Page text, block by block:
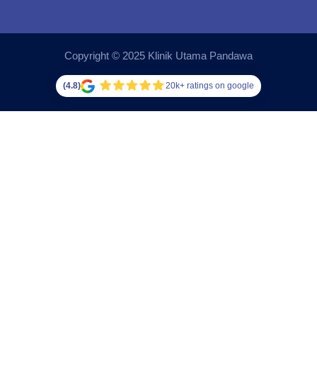
Copyright © 2025 Klinik Utama Pandawa
(4.8) 20k+ ratings on google